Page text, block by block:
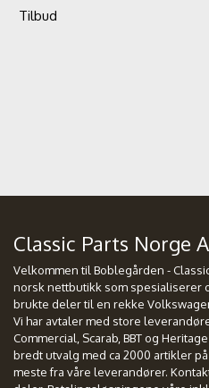
Tilbud
Classic Parts Norge
Velkommen til Boblegården -
norsk nettbutikk som spesialiserer
brukte deler til en rekke
Vi har avtaler med store
Commercial, Scarab, BBT og
bredt utvalg med ca 2000 artikler
meste fra våre leverandører.